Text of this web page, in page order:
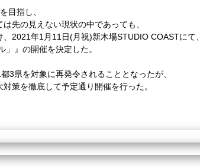
目指し、
先の見えない現状の中であっても、
2021年1月11日(月祝)新木場STUDIO COASTにて、
」』の開催を決定した。
3県を対象に再発令されることとなったが、
策を徹底して予定通り開催を行った。